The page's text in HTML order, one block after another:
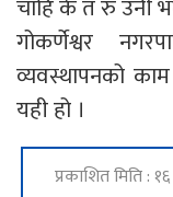
चाहिँ के त रु उनी
गोकर्णेश्वर
व्यवस्थापनको
यही हो ।
प्रकाशित मिति :